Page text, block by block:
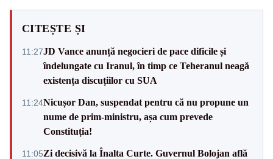
CITEȘTE ȘI
11:27JD Vance anunță negocieri de pace dificile și
îndelungate cu Iranul, în timp ce Teheranul neagă
existența discuțiilor cu SUA
11:24Nicușor Dan, suspendat pentru că nu propune un
nume de prim-ministru, așa cum prevede
Constituția!
11:05Zi decisivă la Înalta Curte. Guvernul Bolojan află